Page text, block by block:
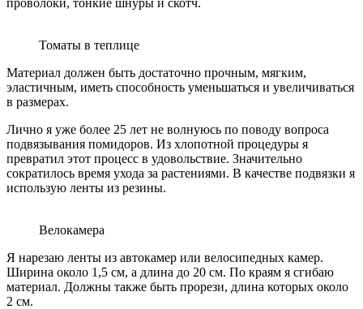
Томаты в теплице
Материал должен быть достаточно прочным, мягким,
эластичным, иметь способность уменьшаться и увеличиваться
в размерах.
Лично я уже более 25 лет не волнуюсь по поводу вопроса
подвязывания помидоров. Из хлопотной процедуры я
превратил этот процесс в удовольствие. Значительно
сократилось время ухода за растениями. В качестве подвязки я
использую ленты из резины.
Велокамера
Я нарезаю ленты из автокамер или велосипедных камер.
Ширина около 1,5 см, а длина до 20 см. По краям я сгибаю
материал. Должны также быть прорези, длина которых около
2 см.